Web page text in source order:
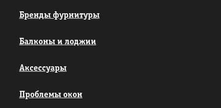
Бренды фурнитуры
Балконы и лоджии
Аксессуары
Проблемы окон